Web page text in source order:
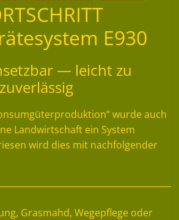
E930
— leicht zu
wurde auch
Landwirtschaft ein System
wird dies mit nachfolgender
Grasmahd, Wegepflege oder